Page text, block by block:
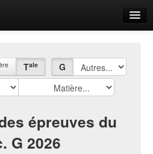
Tale G
épreuves du
G 2026